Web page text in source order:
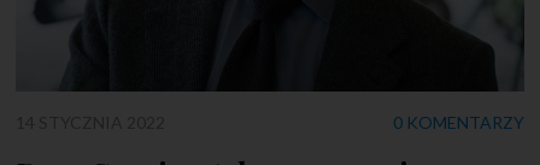
0 KOMENTARZY